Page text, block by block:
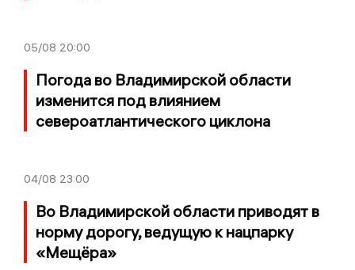
05/08 20:00
Погода во Владимирской области
изменится под влиянием
североатлантического циклона
04/08 23:00
Во Владимирской области приводят в
норму дорогу, ведущую к нацпарку
«Мещёра»